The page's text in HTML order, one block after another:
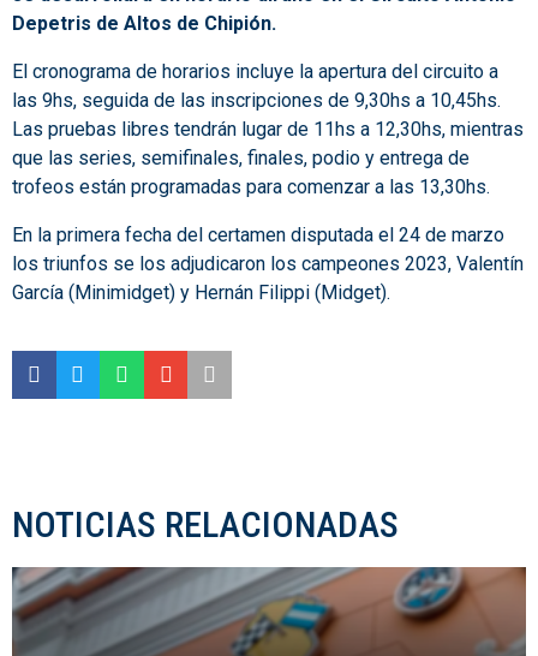
Depetris de Altos de Chipión.
El cronograma de horarios incluye la apertura del circuito a
las 9hs, seguida de las inscripciones de 9,30hs a 10,45hs.
Las pruebas libres tendrán lugar de 11hs a 12,30hs, mientras
que las series, semifinales, finales, podio y entrega de
trofeos están programadas para comenzar a las 13,30hs.
En la primera fecha del certamen disputada el 24 de marzo
los triunfos se los adjudicaron los campeones 2023, Valentín
García (Minimidget) y Hernán Filippi (Midget).
NOTICIAS RELACIONADAS